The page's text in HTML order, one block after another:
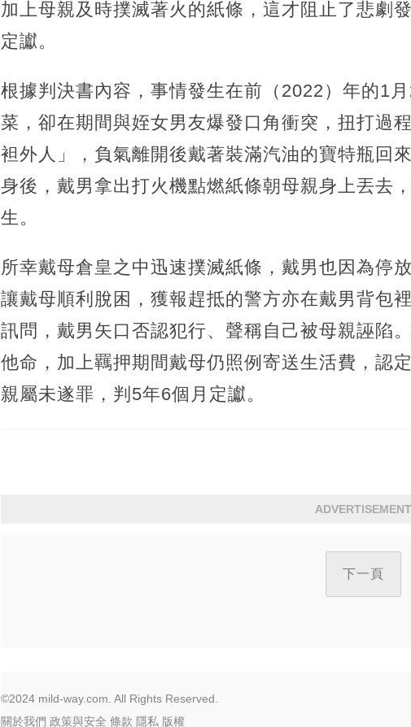
加上母親及時撲滅著火的紙條，這才阻止了悲劇
定讞。
根據判決書內容，事情發生在前（2022）年的1
菜，卻在期間與姪女男友爆發口角衝突，扭打過
袒外人」，負氣離開後戴著裝滿汽油的寶特瓶回
身後，戴男拿出打火機點燃紙條朝母親身上丟去
生。
所幸戴母倉皇之中迅速撲滅紙條，戴男也因為停
讓戴母順利脫困，獲報趕抵的警方亦在戴男背包
訊問，戴男矢口否認犯行、聲稱自己被母親誣陷
他命，加上羈押期間戴母仍照例寄送生活費，認
親屬未遂罪，判5年6個月定讞。
ADVERTISEMENT
下一頁
©2024 mild-way.com. All Rights Reserved.
關於我們 政策與安全 條款 隱私 版權